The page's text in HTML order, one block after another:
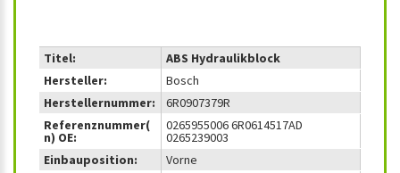
Titel:
ABS Hydraulikblock
Hersteller:
Bosch
Herstellernummer:
6R0907379R
Referenznummer(
n) OE:
0265955006 6R0614517AD
0265239003
Einbauposition:
Vorne